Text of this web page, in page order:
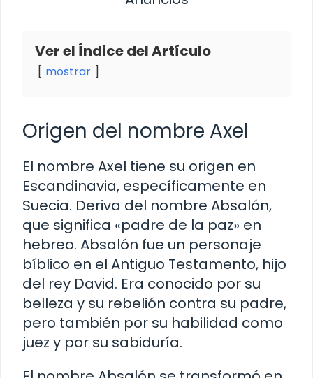
Ver el Índice del Artículo
mostrar
Origen del nombre Axel
El nombre Axel tiene su origen en
Escandinavia, específicamente en
Suecia. Deriva del nombre Absalón,
que significa «padre de la paz» en
hebreo. Absalón fue un personaje
bíblico en el Antiguo Testamento, hijo
del rey David. Era conocido por su
belleza y su rebelión contra su padre,
pero también por su habilidad como
juez y por su sabiduría.